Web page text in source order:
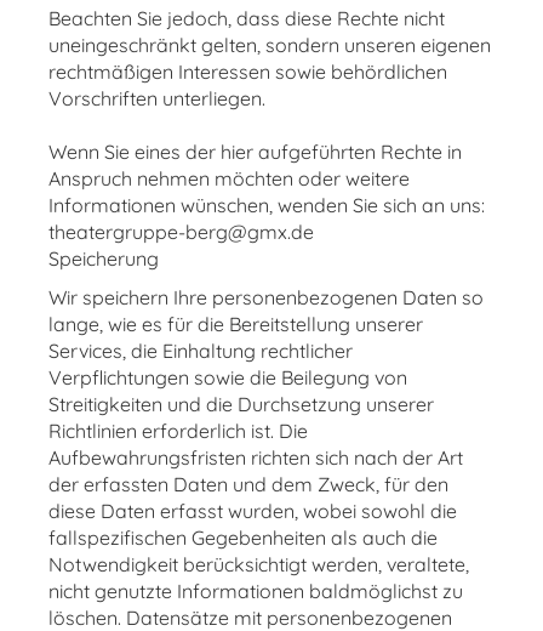
Beachten Sie jedoch, dass diese Rechte nicht
uneingeschränkt gelten, sondern unseren eigenen
rechtmäßigen Interessen sowie behördlichen
Vorschriften unterliegen.
Wenn Sie eines der hier aufgeführten Rechte in
Anspruch nehmen möchten oder weitere
Informationen wünschen, wenden Sie sich an uns:
theatergruppe-berg@gmx.de
Speicherung
Wir speichern Ihre personenbezogenen Daten so
lange, wie es für die Bereitstellung unserer
Services, die Einhaltung rechtlicher
Verpflichtungen sowie die Beilegung von
Streitigkeiten und die Durchsetzung unserer
Richtlinien erforderlich ist. Die
Aufbewahrungsfristen richten sich nach der Art
der erfassten Daten und dem Zweck, für den
diese Daten erfasst wurden, wobei sowohl die
fallspezifischen Gegebenheiten als auch die
Notwendigkeit berücksichtigt werden, veraltete,
nicht genutzte Informationen baldmöglichst zu
löschen. Datensätze mit personenbezogenen